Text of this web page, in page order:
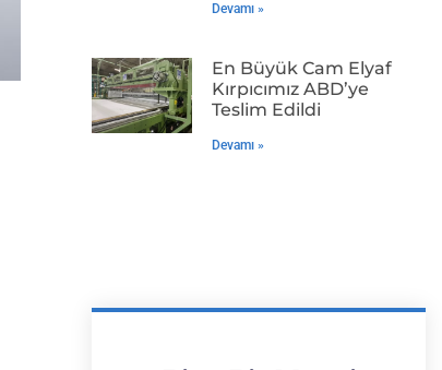
Devamı »
En Büyük Cam Elyaf
Kırpıcımız ABD’ye
Teslim Edildi
Devamı »